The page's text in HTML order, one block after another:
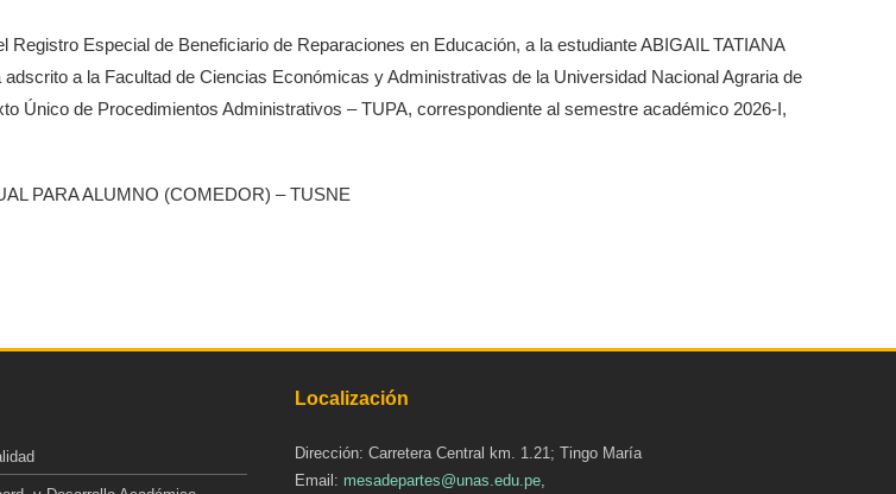
Registro Especial de Beneficiario de Reparaciones en Educación, a la estudiante ABIGAIL TATIANA
a la Facultad de Ciencias Económicas y Administrativas de la Universidad Nacional Agraria de
Único de Procedimientos Administrativos – TUPA, correspondiente al semestre académico 2026-I,
PARA ALUMNO (COMEDOR) – TUSNE
Localización
Dirección: Carretera Central km. 1.21; Tingo María
Email: mesadepartes@unas.edu.pe,